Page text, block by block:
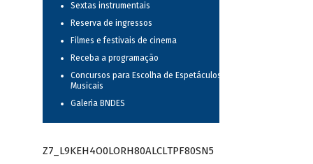
Sextas instrumentais
Reserva de ingressos
Filmes e festivais de cinema
Receba a programação
Concursos para Escolha de Espetáculos
Musicais
Galeria BNDES
Z7_L9KEH4O0LORH80ALCLTPF80SN5